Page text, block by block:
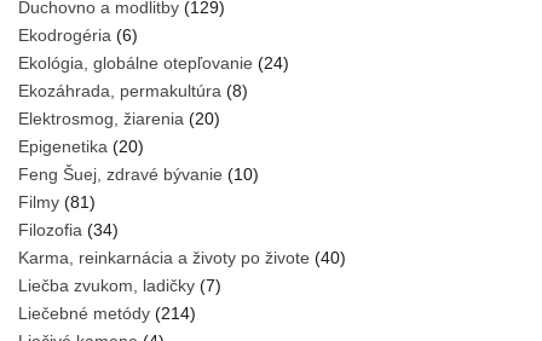
Duchovno a modlitby (129)
Ekodrogéria (6)
Ekológia, globálne otepľovanie (24)
Ekozáhrada, permakultúra (8)
Elektrosmog, žiarenia (20)
Epigenetika (20)
Feng Šuej, zdravé bývanie (10)
Filmy (81)
Filozofia (34)
Karma, reinkarnácia a životy po živote (40)
Liečba zvukom, ladičky (7)
Liečebné metódy (214)